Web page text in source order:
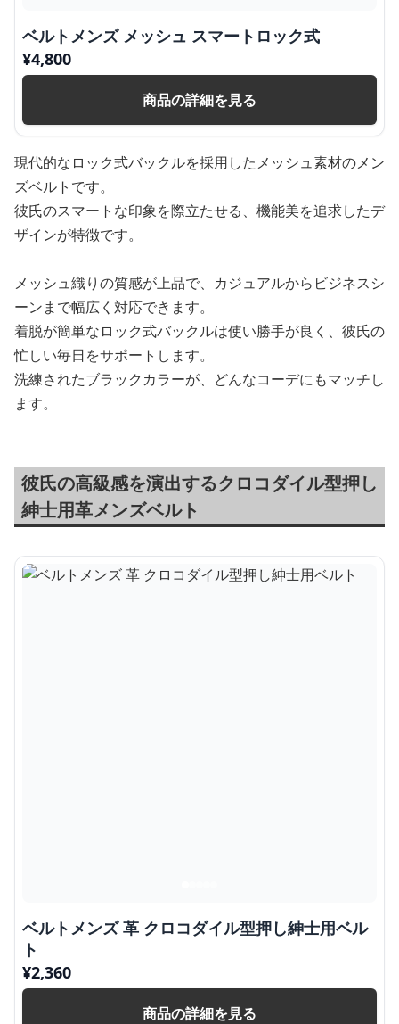
ベルトメンズ メッシュ スマートロック式
¥4,800
商品の詳細を見る
現代的なロック式バックルを採用したメッシュ素材のメン
ズベルトです。
彼氏のスマートな印象を際立たせる、機能美を追求したデ
ザインが特徴です。
メッシュ織りの質感が上品で、カジュアルからビジネスシ
ーンまで幅広く対応できます。
着脱が簡単なロック式バックルは使い勝手が良く、彼氏の
忙しい毎日をサポートします。
洗練されたブラックカラーが、どんなコーデにもマッチし
ます。
彼氏の高級感を演出するクロコダイル型押し
紳士用革メンズベルト
ベルトメンズ 革 クロコダイル型押し紳士用ベル
ト
¥2,360
商品の詳細を見る